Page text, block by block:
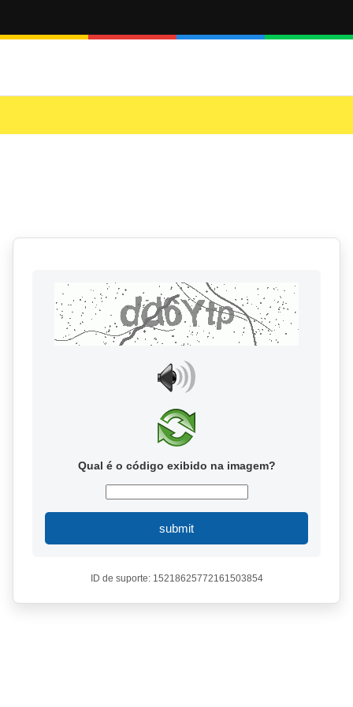
Qual é o código exibido na imagem?
submit
ID de suporte: 15218625772161503854